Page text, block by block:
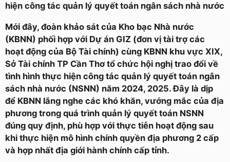
hiện công tác quản lý quyết toán ngân sách nhà nước
Mới đây, đoàn khảo sát của Kho bạc Nhà nước
(KBNN) phối hợp với Dự án GIZ (đơn vị tài trợ các
hoạt động của Bộ Tài chính) cùng KBNN khu vực XIX,
Sở Tài chính TP Cần Thơ tổ chức hội nghị trao đổi về
tình hình thực hiện công tác quản lý quyết toán ngân
sách nhà nước (NSNN) năm 2024, 2025. Đây là dịp
để KBNN lắng nghe các khó khăn, vướng mắc của địa
phương trong quá trình quản lý quyết toán NSNN
đúng quy định, phù hợp với thực tiễn hoạt động sau
khi thực hiện mô hình chính quyền địa phương 2 cấp
và hợp nhất địa giới hành chính cấp tỉnh.